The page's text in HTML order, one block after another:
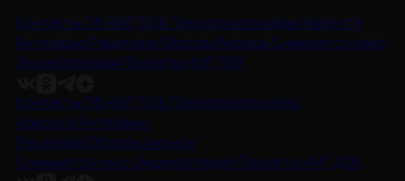
Контакты Об НМГ ДОКПредложите идею Новости
Интервью Рецензии ОбзорыАнонсы Снимается кино
Энциклопедия Проекты НМГ ДОК
Контакты Об НМГ ДОКПредложите идею
Новости Интервью
Рецензии ОбзорыАнонсы
Снимается кино Энциклопедия Проекты НМГ ДОК